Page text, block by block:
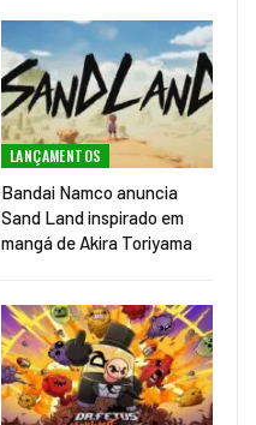
LANÇAMENTOS
Bandai Namco anuncia
Sand Land inspirado em
mangá de Akira Toriyama